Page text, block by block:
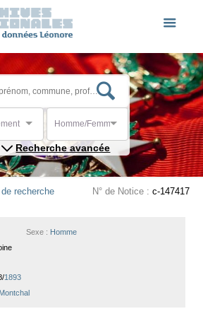
Homme/Femme
Recherche avancée
recherche N° de Notice : c-147417
Sexe : Homme
1893